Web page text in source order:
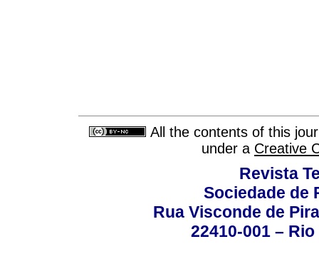
All the contents of this
under a Creative
Revista
Sociedade de
Rua Visconde de
22410-001 –